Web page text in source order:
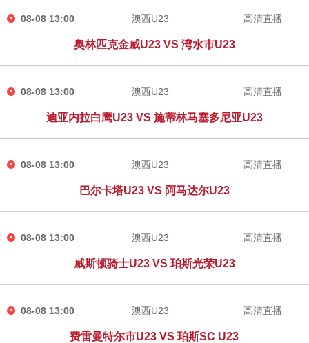
08-08 13:00 澳西U23
奥林匹克金威U23 VS 湾水市U23
高清直播
08-08 13:00 澳西U23
迪亚内拉白鹰U23 VS 施蒂林马塞多尼亚U23
高清直播
08-08 13:00 澳西U23
巴尔卡塔U23 VS 阿马达尔U23
高清直播
08-08 13:00 澳西U23
威斯顿骑士U23 VS 珀斯光荣U23
高清直播
08-08 13:00 澳西U23
费雷曼特尔市U23 VS 珀斯SC U23
高清直播